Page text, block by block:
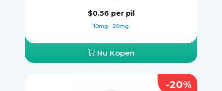
$0.56 per pil
10mg 20mg
Nu Kopen
-20%